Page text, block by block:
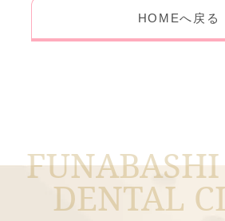
HOMEへ戻る
DENTAL